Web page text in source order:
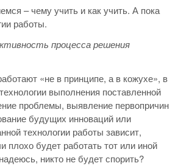
– чему учить и как учить. А пока
работы.
процесса решения
«не в принципе, а в кожухе», в
выполнения поставленной
проблемы, выявление первопричин
будущих инноваций или
технологии работы зависит,
плохо будет работать тот или иной
никто не будет спорить?